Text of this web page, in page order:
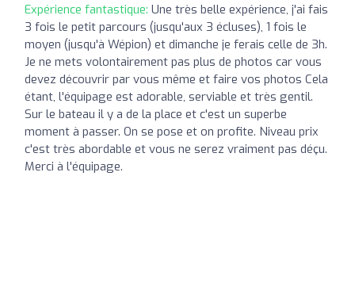
Expérience fantastique: Une très belle expérience, j'ai fais
3 fois le petit parcours (jusqu'aux 3 écluses), 1 fois le
moyen (jusqu'à Wépion) et dimanche je ferais celle de 3h.
Je ne mets volontairement pas plus de photos car vous
devez découvrir par vous même et faire vos photos Cela
étant, l'équipage est adorable, serviable et très gentil.
Sur le bateau il y a de la place et c'est un superbe
moment à passer. On se pose et on profite. Niveau prix
c'est très abordable et vous ne serez vraiment pas déçu.
Merci à l'équipage.